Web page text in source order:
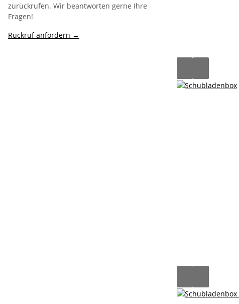
zurückrufen. Wir beantworten gerne Ihre
Fragen!
Rückruf anfordern →